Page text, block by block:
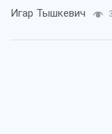
Игар Тышкевич